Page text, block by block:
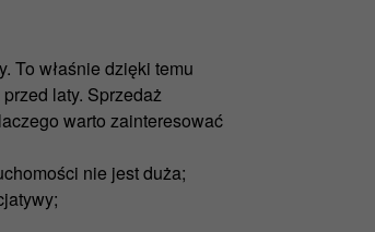
To właśnie dzięki temu
laty. Sprzedaż
warto zainteresować
nie jest duża;